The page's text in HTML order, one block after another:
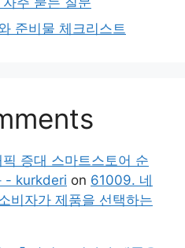
준비물 체크리스트
증대 스마트스토어 순
- kurkderi on 61009. 네
비자가 제품을 선택하는